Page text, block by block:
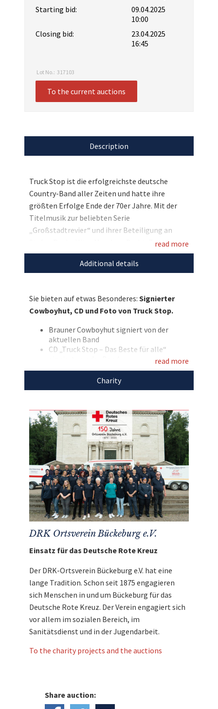
Starting bid:
09.04.2025
10:00
Closing bid:
23.04.2025
16:45
Lot No.: 317103
To the current auctions
Description
Truck Stop ist die erfolgreichste deutsche
Country-Band aller Zeiten und hatte ihre
größten Erfolge Ende der 70er Jahre. Mit der
Titelmusik zur beliebten Serie
„Großstadtrevier“ und ihrer Beteiligung an
Stefan Raabs Hits „Maschen-Draht-Zaun“
wurden einem noch breiteren Publikum
bekannt. Für den guten Zweck hat die aktuelle
eine signierte Truck Stop CD sowie ein
signiertes Foto. Bieten Sie mit und
unterstützen Sie den DRK Ortsverein
Bückeburg!
weitereeinzigartige Auktionenfür den guten
read more
Additional details
Sie bieten auf etwas Besonderes: Signierter
Cowboyhut, CD und Foto von Truck Stop.
Brauner Cowboyhut signiert von der
aktuellen Band
CD „Truck Stop – Das Beste für alle“
signierte Fotos der Band
Hinweis: Die Versandkosten trägt der
Auktionsgewinner.
denDRK Ortsverein Bückeburg.
read more
Charity
DRK Ortsverein Bückeburg e.V.
Einsatz für das Deutsche Rote Kreuz
Der DRK-Ortsverein Bückeburg e.V. hat eine
lange Tradition. Schon seit 1875 engagieren
sich Menschen in und um Bückeburg für das
Deutsche Rote Kreuz. Der Verein engagiert sich
vor allem im sozialen Bereich, im
Sanitätsdienst und in der Jugendarbeit.
To the charity projects and the auctions
Share auction: